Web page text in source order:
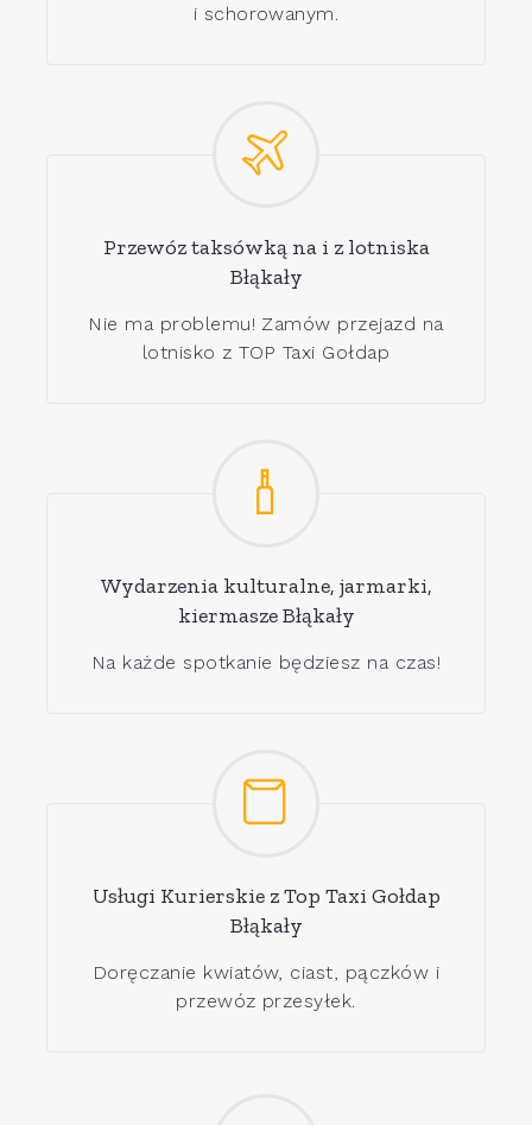
i schorowanym.
Przewóz taksówką na i z lotniska
Błąkały
Nie ma problemu! Zamów przejazd na
lotnisko z TOP Taxi Gołdap
Wydarzenia kulturalne, jarmarki,
kiermasze Błąkały
Na każde spotkanie będziesz na czas!
Usługi Kurierskie z Top Taxi Gołdap
Błąkały
Doręczanie kwiatów, ciast, pączków i
przewóz przesyłek.